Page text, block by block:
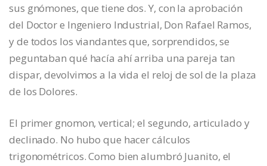
sus gnómones, que tiene dos. Y, con la aprobación
del Doctor e Ingeniero Industrial, Don Rafael Ramos,
y de todos los viandantes que, sorprendidos, se
peguntaban qué hacía ahí arriba una pareja tan
dispar, devolvimos a la vida el reloj de sol de la plaza
de los Dolores.
El primer gnomon, vertical; el segundo, articulado y
declinado. No hubo que hacer cálculos
trigonométricos. Como bien alumbró Juanito, el